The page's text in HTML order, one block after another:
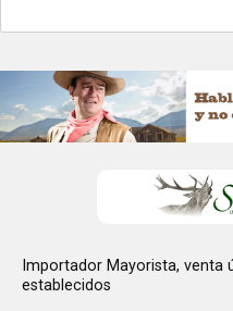
Importador Mayorista, venta
establecidos